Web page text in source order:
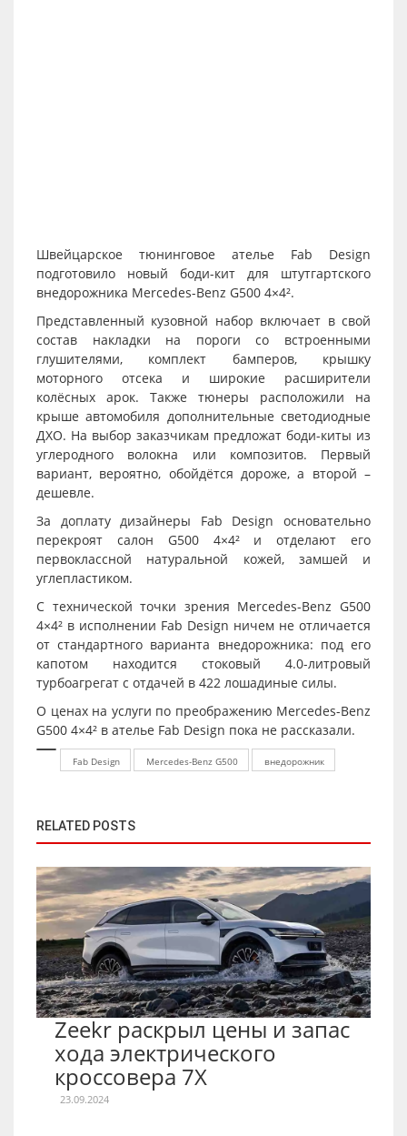
Швейцарское тюнинговое ателье Fab Design
подготовило новый боди-кит для штутгартского
внедорожника Mercedes-Benz G500 4×4².
Представленный кузовной набор включает в свой
состав накладки на пороги со встроенными
глушителями, комплект бамперов, крышку
моторного отсека и широкие расширители
колёсных арок. Также тюнеры расположили на
крыше автомобиля дополнительные светодиодные
ДХО. На выбор заказчикам предложат боди-киты из
углеродного волокна или композитов. Первый
вариант, вероятно, обойдётся дороже, а второй –
дешевле.
За доплату дизайнеры Fab Design основательно
перекроят салон G500 4×4² и отделают его
первоклассной натуральной кожей, замшей и
углепластиком.
С технической точки зрения Mercedes-Benz G500
4×4² в исполнении Fab Design ничем не отличается
от стандартного варианта внедорожника: под его
капотом находится стоковый 4.0-литровый
турбоагрегат с отдачей в 422 лошадиные силы.
О ценах на услуги по преображению Mercedes-Benz
G500 4×4² в ателье Fab Design пока не рассказали.
Fab Design Mercedes-Benz G500 внедорожник
RELATED POSTS
Zeekr раскрыл цены и запас
хода электрического
кроссовера 7X
23.09.2024